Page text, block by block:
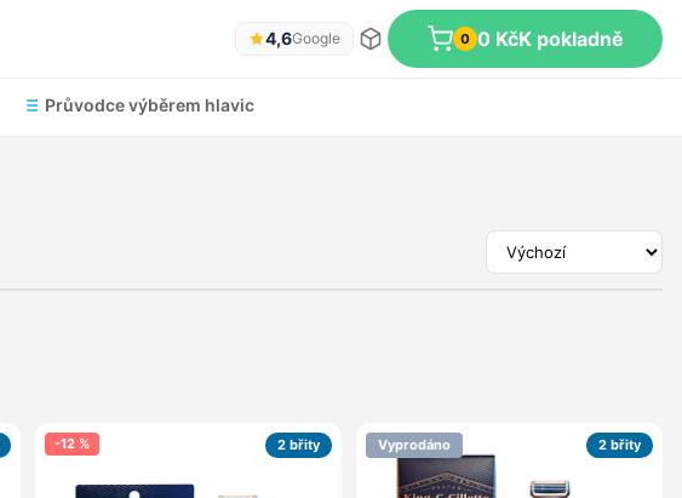
4,6Google 0 0 KčK pokladně
Průvodce výběrem hlavic
-12 % 2 břity Vyprodáno 2 břity